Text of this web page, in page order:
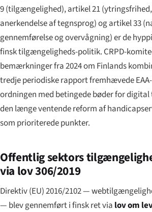
9 (tilgængelighed), artikel 21
anerkendelse af tegnsprog) og artikel 33
gennemførelse og overvågning) er de
finsk tilgængeligheds-politik. CRPD-
bemærkninger fra 2024 om Finlands
tredje periodiske rapport fremhævede
ordningen med betingede bøder for
den længe ventende reform af
som prioriterede punkter.
Offentlig sektors
via lov 306/2019
Direktiv (EU) 2016/2102 —
— blev gennemført i finsk ret via lov om